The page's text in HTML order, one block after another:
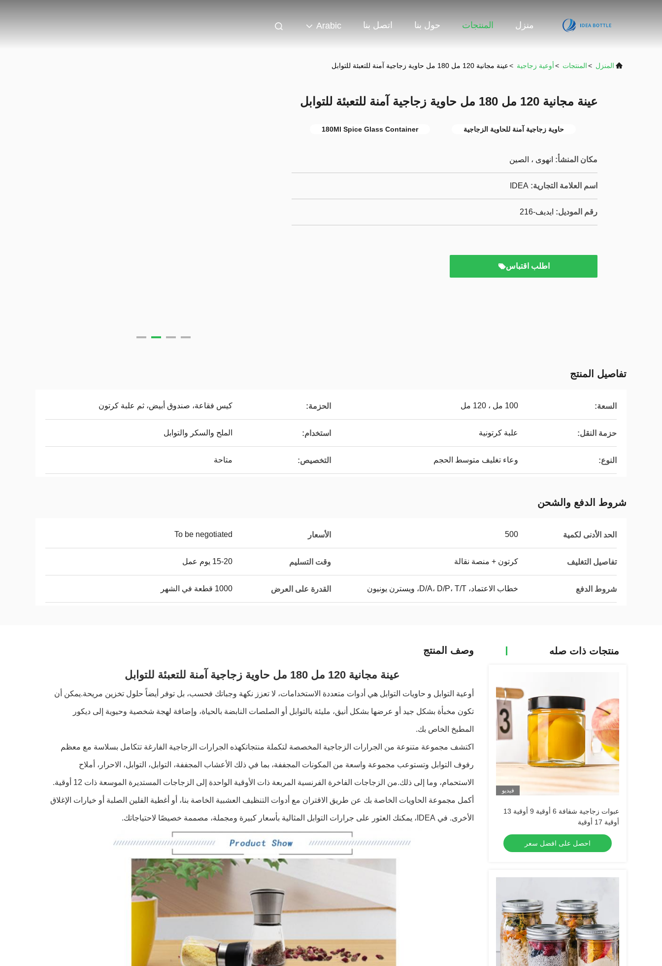
منزل المنتجات حول بنا اتصل بنا Arabic
المنزل >المنتجات >أوعية زجاجية >عينة مجانية 120 مل 180 مل حاوية زجاجية آمنة للتعبئة للتوابل
عينة مجانية 120 مل 180 مل حاوية زجاجية آمنة للتعبئة للتوابل
حاوية زجاجية آمنة للحاوية الزجاجية 180Ml Spice Glass Container
مكان المنشأ: انهوى ، الصين
اسم العلامة التجارية: IDEA
رقم الموديل: ايديف-216
اطلب اقتباس
تفاصيل المنتج
السعة: 100 مل ، 120 مل الحزمة: كيس فقاعة، صندوق أبيض، ثم علبة كرتون
حزمة النقل: علبة كرتونية استخدام: الملح والسكر والتوابل
النوع: وعاء تغليف متوسط ​​الحجم التخصيص: متاحة
شروط الدفع والشحن
الحد الأدنى لكمية 500 الأسعار To be negotiated
تفاصيل التغليف كرتون + منصة نقالة وقت التسليم 15-20 يوم عمل
شروط الدفع خطاب الاعتماد، D/A، D/P، T/T، ويسترن يونيون القدرة على العرض 1000 قطعة في الشهر
منتجات ذات صله
فيديو
عبوات زجاجية شفافة 6 أوقية 9 أوقية 13
أوقية 17 أوقية
احصل على افضل سعر
وصف المنتج
عينة مجانية 120 مل 180 مل حاوية زجاجية آمنة للتعبئة للتوابل
أوعية التوابل و حاويات التوابل هي أدوات متعددة الاستخدامات، لا تعزز نكهة وجباتك فحسب، بل توفر أيضاً حلول تخزين مريحة.يمكن أن
تكون مخبأة بشكل جيد أو عرضها بشكل أنيق، مليئة بالتوابل أو الصلصات النابضة بالحياة، وإضافة لهجة شخصية وحيوية إلى ديكور
المطبخ الخاص بك.
اكتشف مجموعة متنوعة من الجرارات الزجاجية المخصصة لتكملة منتجاتكهذه الجرارات الزجاجية الفارغة تتكامل بسلاسة مع معظم
رفوف التوابل وتستوعب مجموعة واسعة من المكونات المجففة، بما في ذلك الأعشاب المجففة، التوابل، التوابل، الاحرار، أملاح
الاستحمام، وما إلى ذلك.من الزجاجات الفاخرة الفرنسية المربعة ذات الأوقية الواحدة إلى الزجاجات المستديرة الموسعة ذات 12 أوقية.
أكمل مجموعة الحاويات الخاصة بك عن طريق الاقتران مع أدوات التنظيف العشبية الخاصة بنا، أو أغطية الفلين الصلبة أو خيارات الإغلاق
الأخرى. في IDEA، يمكنك العثور على جرارات التوابل المثالية بأسعار كبيرة ومجملة، مصممة خصيصًا لاحتياجاتك.